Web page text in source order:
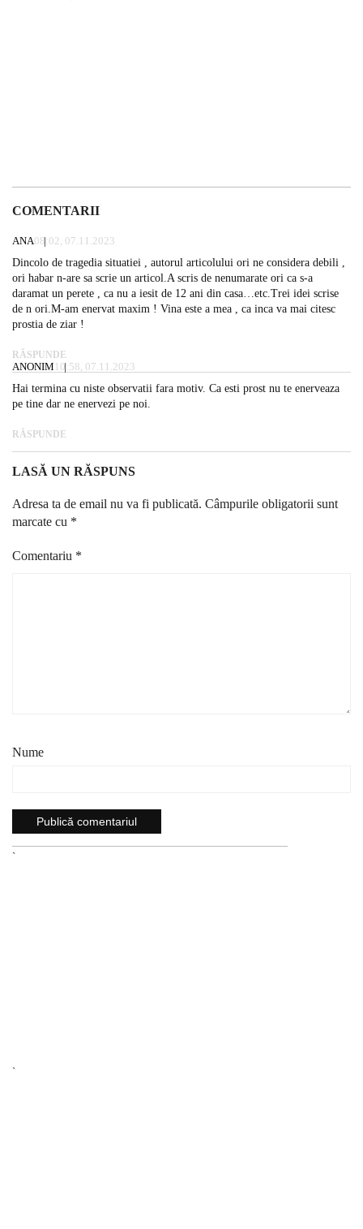
COMENTARII
ANA08:02, 07.11.2023
Dincolo de tragedia situatiei , autorul articolului ori ne considera debili ,
ori habar n-are sa scrie un articol.A scris de nenumarate ori ca s-a
daramat un perete , ca nu a iesit de 12 ani din casa…etc.Trei idei scrise
de n ori.M-am enervat maxim ! Vina este a mea , ca inca va mai citesc
prostia de ziar !
RĂSPUNDE
ANONIM 10:58, 07.11.2023
Hai termina cu niste observatii fara motiv. Ca esti prost nu te enerveaza
pe tine dar ne enervezi pe noi.
RĂSPUNDE
LASĂ UN RĂSPUNS
Adresa ta de email nu va fi publicată. Câmpurile obligatorii sunt
marcate cu *
Comentariu *
Nume
`
`